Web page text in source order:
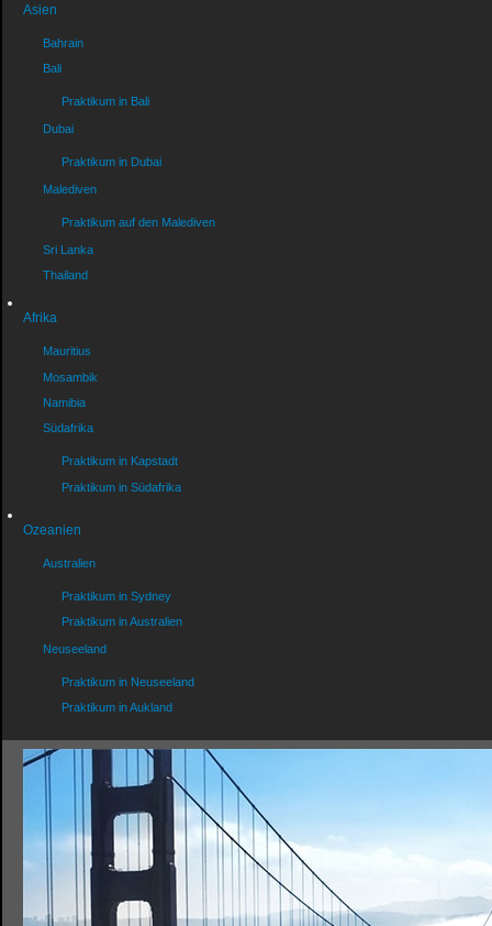
Asien
Bahrain
Bali
Praktikum in Bali
Dubai
Praktikum in Dubai
Malediven
Praktikum auf den Malediven
Sri Lanka
Thailand
Afrika
Mauritius
Mosambik
Namibia
Südafrika
Praktikum in Kapstadt
Praktikum in Südafrika
Ozeanien
Australien
Praktikum in Sydney
Praktikum in Australien
Neuseeland
Praktikum in Neuseeland
Praktikum in Aukland